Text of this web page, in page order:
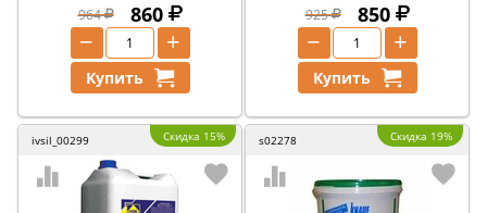
964 860
+
−
Купить
925 850
+
−
Купить
ivsil_00299 Скидка 15% s02278 Скидка 19%